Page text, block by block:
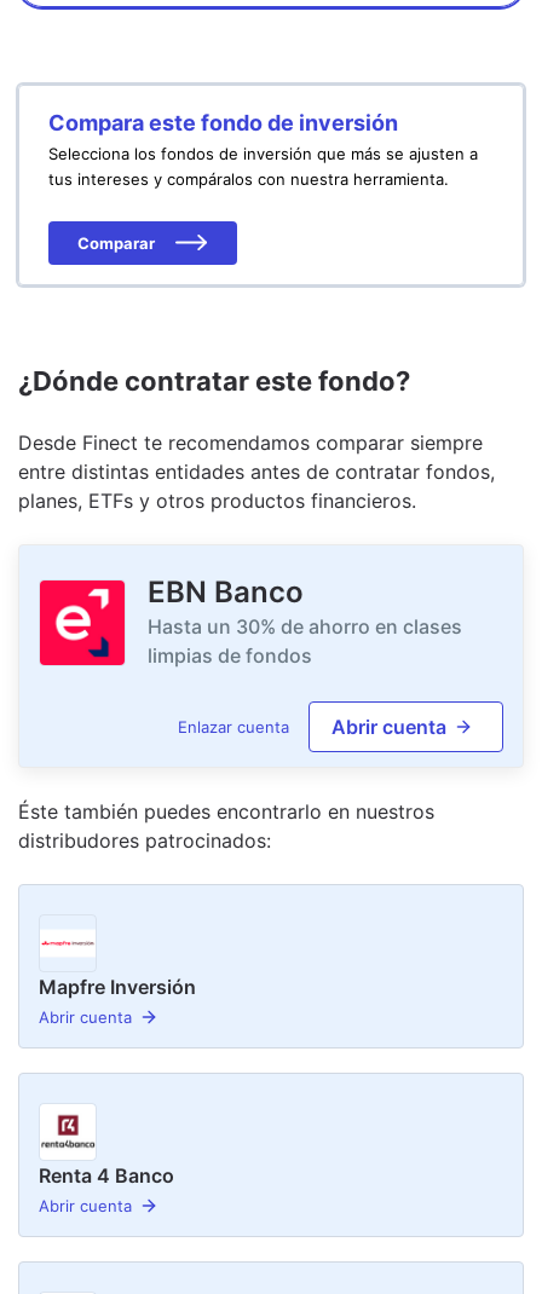
Compara este fondo de inversión
Selecciona los fondos de inversión que más se ajusten a
tus intereses y compáralos con nuestra herramienta.
Comparar
¿Dónde contratar este fondo?
Desde Finect te recomendamos comparar siempre
entre distintas entidades antes de contratar fondos,
planes, ETFs y otros productos financieros.
EBN Banco
Hasta un 30% de ahorro en clases
limpias de fondos
Enlazar cuenta Abrir cuenta
Éste también puedes encontrarlo en nuestros
distribudores patrocinados:
Mapfre Inversión
Abrir cuenta
Renta 4 Banco
Abrir cuenta